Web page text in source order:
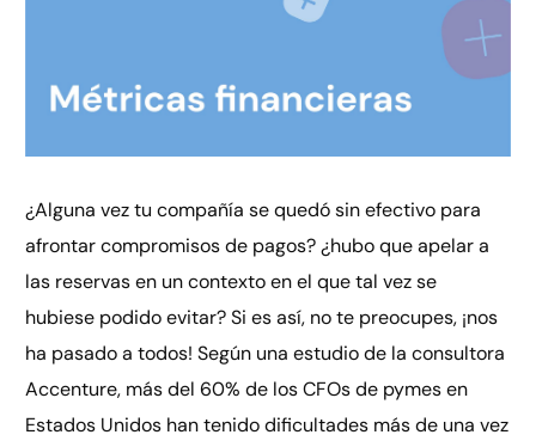
¿Alguna vez tu compañía se quedó sin efectivo para
afrontar compromisos de pagos? ¿hubo que apelar a
las reservas en un contexto en el que tal vez se
hubiese podido evitar? Si es así, no te preocupes, ¡nos
ha pasado a todos! Según una estudio de la consultora
Accenture, más del 60% de los CFOs de pymes en
Estados Unidos han tenido dificultades más de una vez